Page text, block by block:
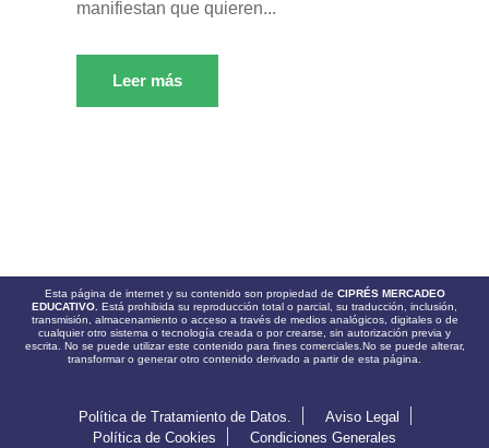
manifiestan que quieren...
Leer más
Esta página de internet y su contenido son propiedad de CIPRÉS MERCADEO
EDUCATIVO. Está prohibida su reproducción total o parcial, su traducción, inclusión,
transmisión, almacenamiento o acceso a través de medios analógicos, digitales o de
cualquier otro sistema o tecnología creada o por crearse, sin autorización previa y
escrita. No se puede utilizar este contenido para fines comerciales.No se puede alterar,
transformar o generar otro contenido derivado a partir de esta página.
Política de Tratamiento de Datos.
Aviso Legal
Política de Cookies
Condiciones Generales